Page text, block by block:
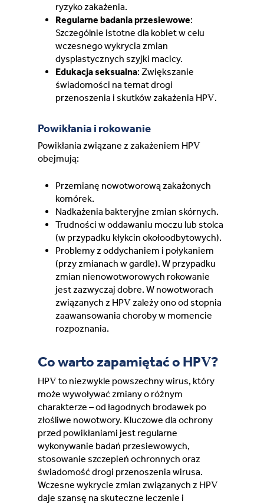
ryzyko zakażenia.
Regularne badania przesiewowe:
Szczególnie istotne dla kobiet w celu
wczesnego wykrycia zmian
dysplastycznych szyjki macicy.
Edukacja seksualna: Zwiększanie
świadomości na temat drogi
przenoszenia i skutków zakażenia HPV.
Powikłania i rokowanie
Powikłania związane z zakażeniem HPV
obejmują:
Przemianę nowotworową zakażonych
komórek.
Nadkażenia bakteryjne zmian skórnych.
Trudności w oddawaniu moczu lub stolca
(w przypadku kłykcin okołoodbytowych).
Problemy z oddychaniem i połykaniem
(przy zmianach w gardle). W przypadku
zmian nienowotworowych rokowanie
jest zazwyczaj dobre. W nowotworach
związanych z HPV zależy ono od stopnia
zaawansowania choroby w momencie
rozpoznania.
Co warto zapamiętać o HPV?
HPV to niezwykle powszechny wirus, który
może wywoływać zmiany o różnym
charakterze – od łagodnych brodawek po
złośliwe nowotwory. Kluczowe dla ochrony
przed powikłaniami jest regularne
wykonywanie badań przesiewowych,
stosowanie szczepień ochronnych oraz
świadomość drogi przenoszenia wirusa.
Wczesne wykrycie zmian związanych z HPV
daje szansę na skuteczne leczenie i